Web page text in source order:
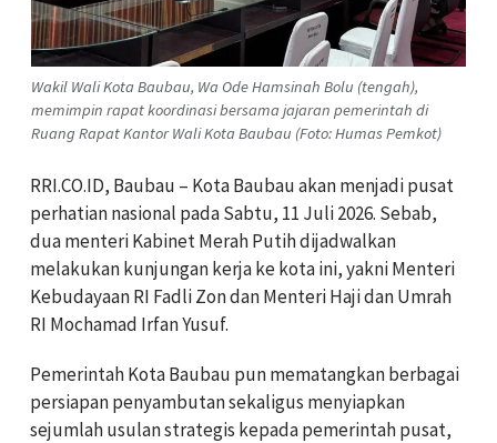
Wakil Wali Kota Baubau, Wa Ode Hamsinah Bolu (tengah),
memimpin rapat koordinasi bersama jajaran pemerintah di
Ruang Rapat Kantor Wali Kota Baubau (Foto: Humas Pemkot)
RRI.CO.ID, Baubau – Kota Baubau akan menjadi pusat
perhatian nasional pada Sabtu, 11 Juli 2026. Sebab,
dua menteri Kabinet Merah Putih dijadwalkan
melakukan kunjungan kerja ke kota ini, yakni Menteri
Kebudayaan RI Fadli Zon dan Menteri Haji dan Umrah
RI Mochamad Irfan Yusuf.
Pemerintah Kota Baubau pun mematangkan berbagai
persiapan penyambutan sekaligus menyiapkan
sejumlah usulan strategis kepada pemerintah pusat,